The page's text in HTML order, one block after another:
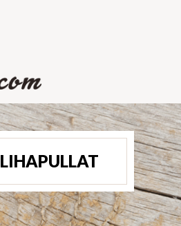
LIHAPULLAT